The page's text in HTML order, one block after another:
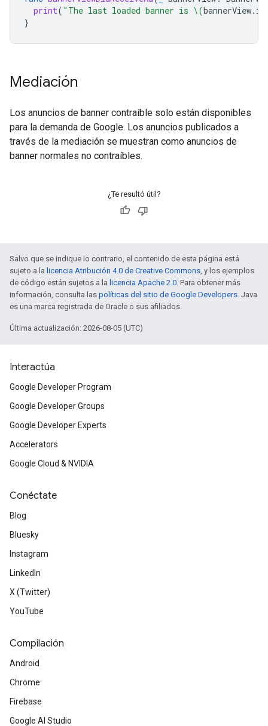
print( "The last loaded banner is \(bannerView.
}
Mediación
Los anuncios de banner contraíble solo están disponibles
para la demanda de Google. Los anuncios publicados a
través de la mediación se muestran como anuncios de
banner normales no contraíbles.
¿Te resultó útil?
Salvo que se indique lo contrario, el contenido de esta página está
sujeto a la licencia Atribución 4.0 de Creative Commons , y los ejemplos
de código están sujetos a la licencia Apache 2.0 . Para obtener más
información, consulta las políticas del sitio de Google Developers . Java
es una marca registrada de Oracle o sus afiliados.
Última actualización: 2026-08-05 (UTC)
Interactúa
Google Developer Program
Google Developer Groups
Google Developer Experts
Accelerators
Google Cloud & NVIDIA
Conéctate
Blog
Bluesky
Instagram
LinkedIn
X (Twitter)
YouTube
Compilación
Android
Chrome
Firebase
Google AI Studio